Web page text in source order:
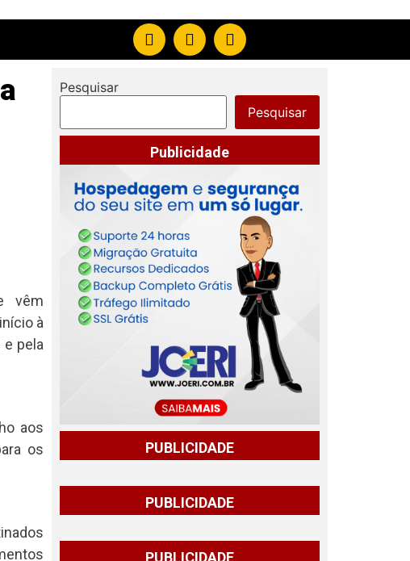
vêm
à
e pela
aos
os
Pesquisar
Pesquisar
Publicidade
PUBLICIDADE
PUBLICIDADE
PUBLICIDADE